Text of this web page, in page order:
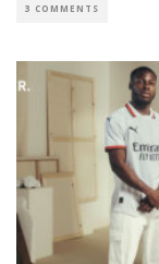
3 COMMENTS